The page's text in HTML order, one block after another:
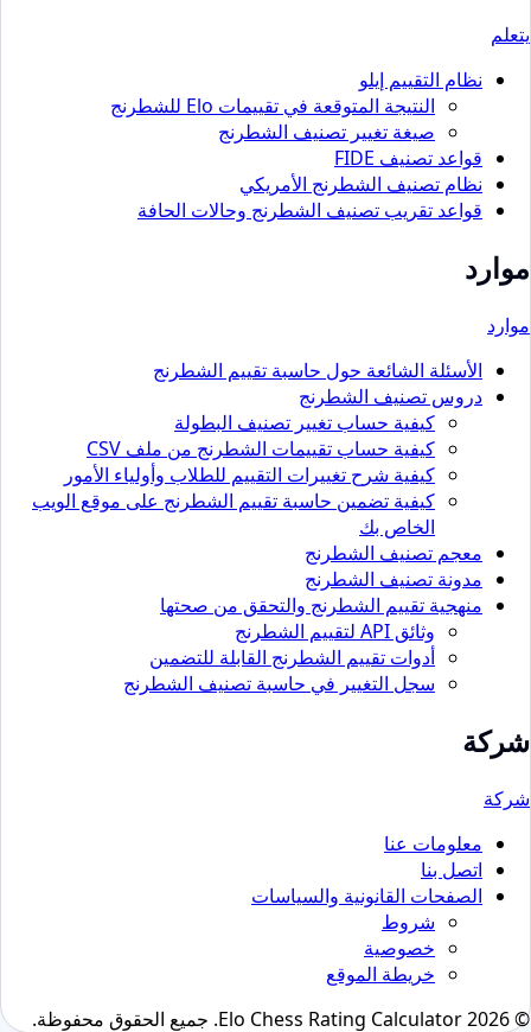
يتعلم
نظام التقييم إيلو
النتيجة المتوقعة في تقييمات Elo للشطرنج
صيغة تغيير تصنيف الشطرنج
قواعد تصنيف FIDE
نظام تصنيف الشطرنج الأمريكي
قواعد تقريب تصنيف الشطرنج وحالات الحافة
موارد
موارد
الأسئلة الشائعة حول حاسبة تقييم الشطرنج
دروس تصنيف الشطرنج
كيفية حساب تغيير تصنيف البطولة
كيفية حساب تقييمات الشطرنج من ملف CSV
كيفية شرح تغييرات التقييم للطلاب وأولياء الأمور
كيفية تضمين حاسبة تقييم الشطرنج على موقع الويب
الخاص بك
معجم تصنيف الشطرنج
مدونة تصنيف الشطرنج
منهجية تقييم الشطرنج والتحقق من صحتها
وثائق API لتقييم الشطرنج
أدوات تقييم الشطرنج القابلة للتضمين
سجل التغيير في حاسبة تصنيف الشطرنج
شركة
شركة
معلومات عنا
اتصل بنا
الصفحات القانونية والسياسات
شروط
خصوصية
خريطة الموقع
© 2026 Elo Chess Rating Calculator. جميع الحقوق محفوظة.